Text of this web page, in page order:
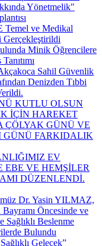
Yönetmelik"
Temel ve Medikal
Minik Öğrencilere
Sahil Güvenlik
Denizden Tıbbi
KUTLU OLSUN
İÇİN HAREKET
ÇÖLYAK GÜNÜ VE
GÜNÜ FARKIDALIK
EV
EBE VE HEMŞİLER
DÜZENLENDİ.
Dr. Yasin YILMAZ,
Öncesinde ve
Sağlıklı Beslenme
Bulundu
Gelecek”